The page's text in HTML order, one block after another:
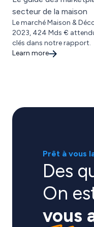
secteur de la maison
Le marché Maison &
2023, 424 Mds €
clés dans notre rapport.
Learn more
Prêt à vous
Des
On
vous